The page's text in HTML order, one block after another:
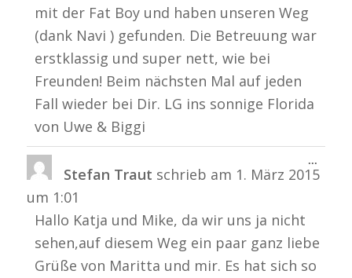
mit der Fat Boy und haben unseren Weg
(dank Navi ) gefunden. Die Betreuung war
erstklassig und super nett, wie bei
Freunden! Beim nächsten Mal auf jeden
Fall wieder bei Dir. LG ins sonnige Florida
von Uwe & Biggi
Stefan Traut schrieb am 1. März 2015
um 1:01
Hallo Katja und Mike, da wir uns ja nicht
sehen,auf diesem Weg ein paar ganz liebe
Grüße von Maritta und mir. Es hat sich so
...
ein-/